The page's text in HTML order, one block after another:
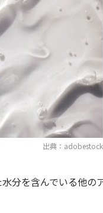
出典：adobestock
分を含んでいる他の